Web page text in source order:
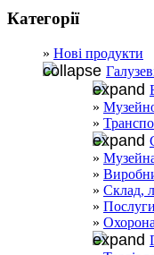
Категорії
Нові продукти
Склад,
Послуги